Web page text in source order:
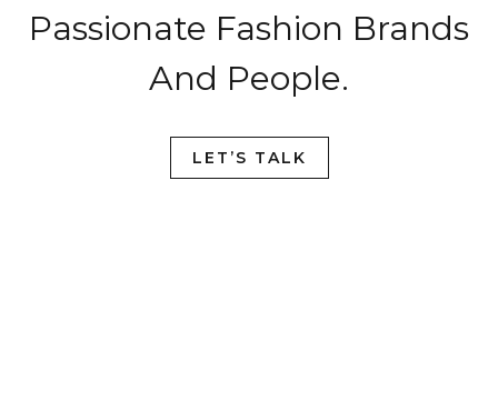
Passionate Fashion Brands
And People.
LET’S TALK